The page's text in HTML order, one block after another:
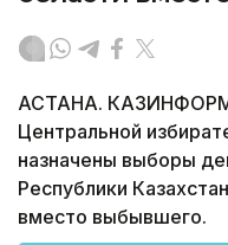
АСТАНА. КАЗИНФОРМ
Центральной
назначены выборы
Республики
вместо выбывшего.